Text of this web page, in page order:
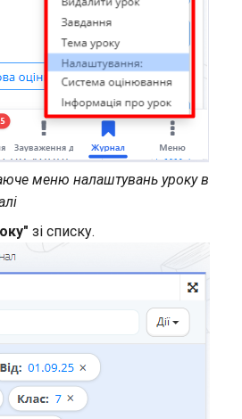
меню налаштувань уроку в
зі списку.